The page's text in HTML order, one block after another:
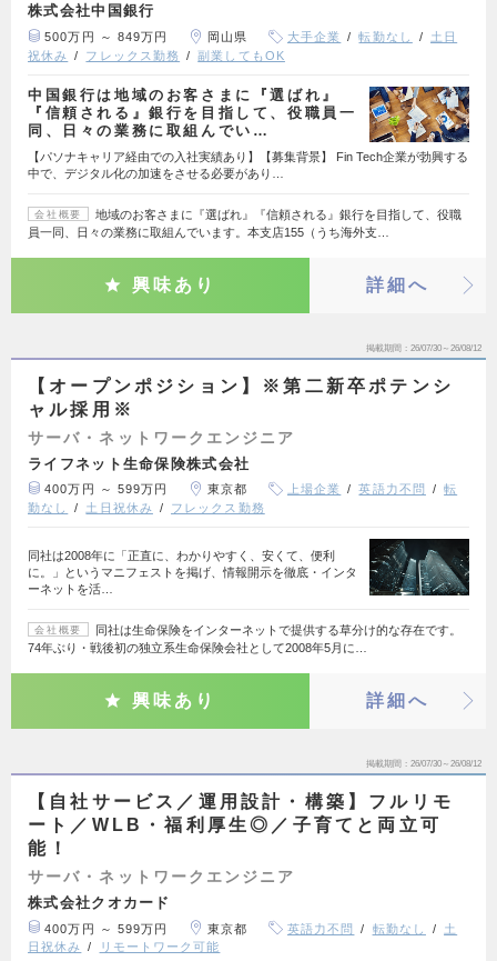
株式会社中国銀行
500万円 ～ 849万円 岡山県 大手企業 転勤なし
土日
祝休み
フレックス勤務 副業してもOK
中国銀行は地域のお客さまに『選ばれ』
『信頼される』銀行を目指して、役職員一
同、日々の業務に取組んでい…
【パソナキャリア経由での入社実績あり】【募集背景】 Fin Tech企業が勃興する
中で、デジタル化の加速をさせる必要があり…
会社概要
地域のお客さまに『選ばれ』『信頼される』銀行を目指して、役職
員一同、日々の業務に取組んでいます。本支店155（うち海外支…
興味あり 詳細へ
掲載期間 26/07/30～26/08/12
【オープンポジション】※第二新卒ポテンシ
ャル採用※
サーバ・ネットワークエンジニア
ライフネット生命保険株式会社
400万円 ～ 599万円 東京都 上場企業 英語力不問
転
勤なし
土日祝休み フレックス勤務
同社は2008年に「正直に、わかりやすく、安くて、便利
に。」というマニフェストを掲げ、情報開示を徹底・インタ
ーネットを活…
会社概要
同社は生命保険をインターネットで提供する草分け的な存在です。
74年ぶり・戦後初の独立系生命保険会社として2008年5月に…
興味あり 詳細へ
掲載期間 26/07/30～26/08/12
【自社サービス／運用設計・構築】フルリモ
ート／WLB・福利厚生◎／子育てと両立可
能！
サーバ・ネットワークエンジニア
株式会社クオカード
400万円 ～ 599万円 東京都 英語力不問 転勤なし
土
日祝休み
リモートワーク可能